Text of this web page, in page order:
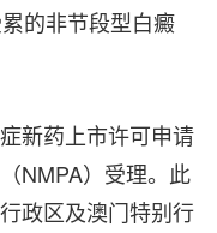
的非节段型白癜
新药上市许可申请
NMPA）受理。此
政区及澳门特别行